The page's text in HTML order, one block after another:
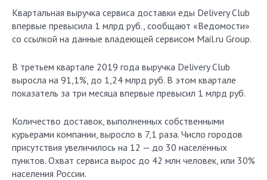
Квартальная выручка сервиса доставки еды Delivery Club
впервые превысила 1 млрд руб., сообщают «Ведомости»
со ссылкой на данные владеющей сервисом Mail.ru Group.
В третьем квартале 2019 года выручка Delivery Club
выросла на 91,1%, до 1,24 млрд руб. В этом квартале
показатель за три месяца впервые превысил 1 млрд руб.
Количество доставок, выполненных собственными
курьерами компании, выросло в 7,1 раза. Число городов
присутствия увеличилось на 12 — до 30 населённых
пунктов. Охват сервиса вырос до 42 млн человек, или 30%
населения России.